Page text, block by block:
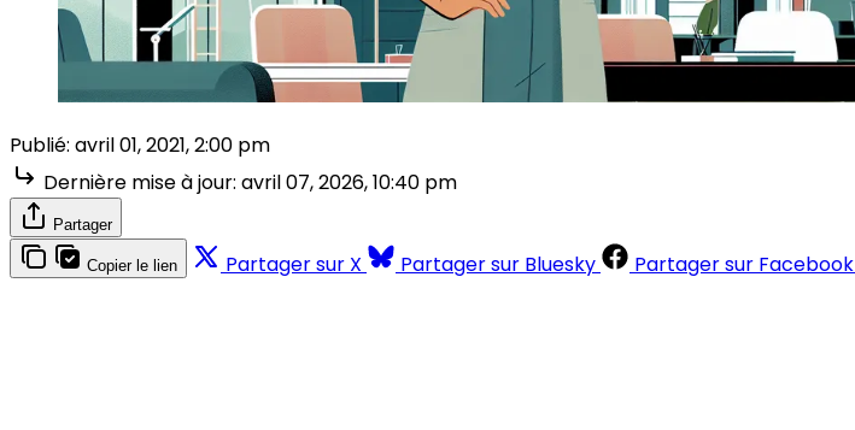
Publié: avril 01, 2021, 2:00 pm
Dernière mise à jour: avril 07, 2026, 10:40 pm
Partager
Copier le lien Partager sur X Partager sur Bluesky Partager sur Facebook